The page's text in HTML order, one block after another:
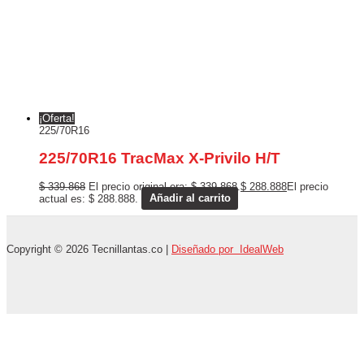
¡Oferta!
225/70R16
225/70R16 TracMax X-Privilo H/T
$339.868 El precio original era: $ 339.868. $ 288.888El precio
actual es: $ 288.888.
Añadir al carrito
Copyright © 2026 Tecnillantas.co | Diseñado por IdealWeb